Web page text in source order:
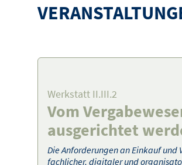
Werkstatt II.III.2
Vom
ausgerichtet
Die Anforderungen an Einkauf
fachlicher, digitaler und